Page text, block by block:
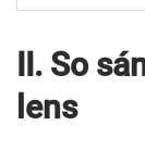
II. So
lens